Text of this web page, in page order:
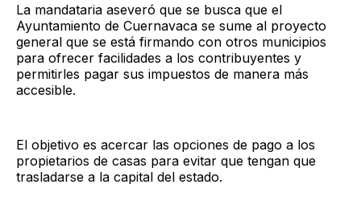
La mandataria aseveró que se busca que el
Ayuntamiento de Cuernavaca se sume al proyecto
general que se está firmando con otros municipios
para ofrecer facilidades a los contribuyentes y
permitirles pagar sus impuestos de manera más
accesible.
El objetivo es acercar las opciones de pago a los
propietarios de casas para evitar que tengan que
trasladarse a la capital del estado.